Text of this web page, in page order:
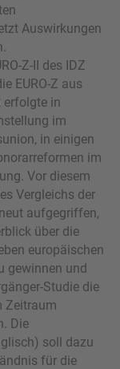
Auswirkungen
Z-II des IDZ
EURO-Z aus
erfolgte in
im
in einigen
im
Vor diesem
Vergleichs der
aufgegriffen,
über die
europäischen
gewinnen und
Studie die
Zeitraum
Die
soll dazu
für die